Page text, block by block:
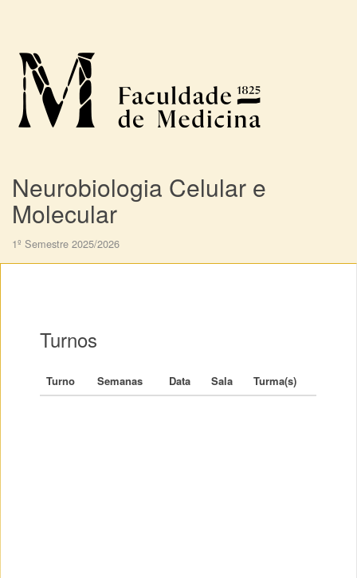
Neurobiologia Celular e
Molecular
1º Semestre 2025/2026
Turnos
Turno Semanas Data Sala Turma(s)